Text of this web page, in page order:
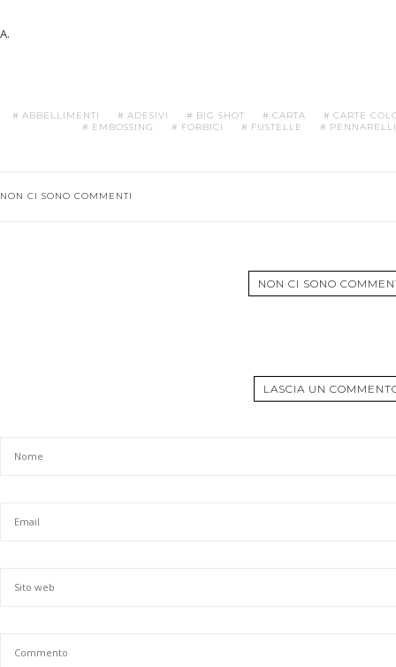
A.
ABBELLIMENTI ADESIVI BIG SHOT CARTA
CARTE
EMBOSSING
FORBICI FUSTELLE PENNARELLI
NON CI SONO COMMENTI
NON CI SONO
LASCIA UN